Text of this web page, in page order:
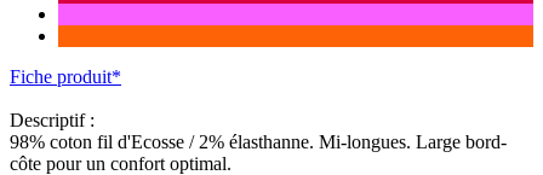
Fiche produit*
Descriptif :
98% coton fil d'Ecosse / 2% élasthanne. Mi-longues. Large bord-
côte pour un confort optimal.